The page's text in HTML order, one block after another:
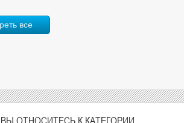
все
ОТНОСИТЕСЬ К КАТЕГОРИИ